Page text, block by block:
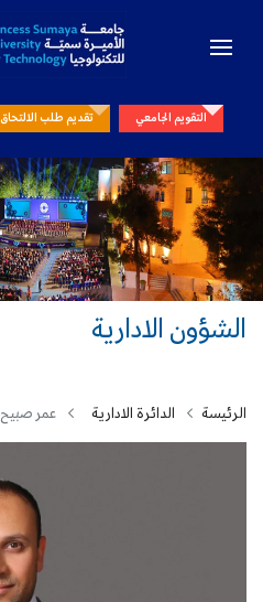
التقويم الجامعي تقديم طلب الالتحاق
الشؤون الادارية
الرئيسة الدائرة الادارية عمر صبيح